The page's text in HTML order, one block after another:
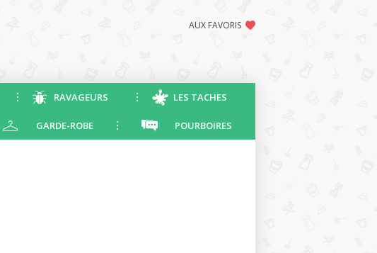
AUX FAVORIS
RAVAGEURS LES TACHES
GARDE-ROBE POURBOIRES